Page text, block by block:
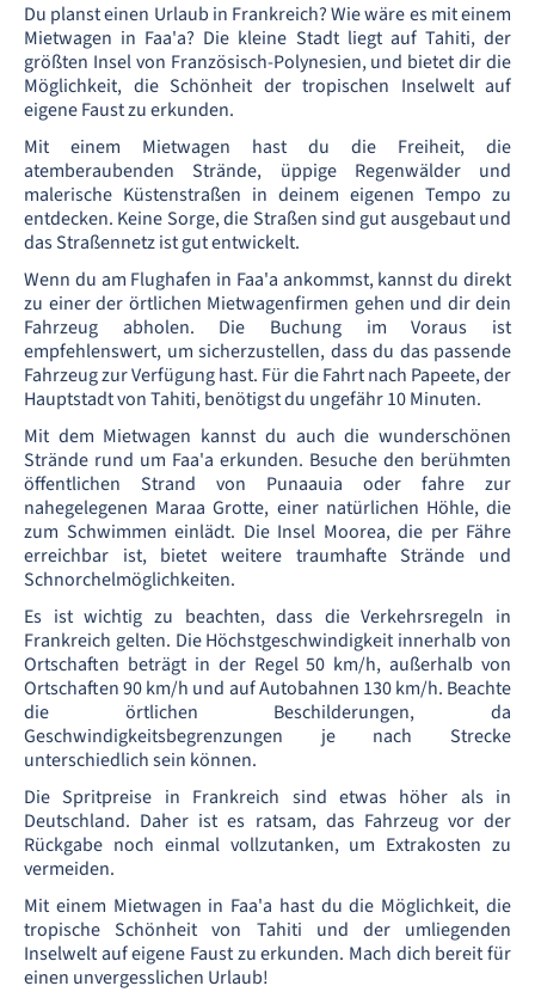
Du planst einen Urlaub in Frankreich? Wie wäre es mit einem
Mietwagen in Faa'a? Die kleine Stadt liegt auf Tahiti, der
größten Insel von Französisch-Polynesien, und bietet dir die
Möglichkeit, die Schönheit der tropischen Inselwelt auf
eigene Faust zu erkunden.
Mit einem Mietwagen hast du die Freiheit, die
atemberaubenden Strände, üppige Regenwälder und
malerische Küstenstraßen in deinem eigenen Tempo zu
entdecken. Keine Sorge, die Straßen sind gut ausgebaut und
das Straßennetz ist gut entwickelt.
Wenn du am Flughafen in Faa'a ankommst, kannst du direkt
zu einer der örtlichen Mietwagenfirmen gehen und dir dein
Fahrzeug abholen. Die Buchung im Voraus ist
empfehlenswert, um sicherzustellen, dass du das passende
Fahrzeug zur Verfügung hast. Für die Fahrt nach Papeete, der
Hauptstadt von Tahiti, benötigst du ungefähr 10 Minuten.
Mit dem Mietwagen kannst du auch die wunderschönen
Strände rund um Faa'a erkunden. Besuche den berühmten
öffentlichen Strand von Punaauia oder fahre zur
nahegelegenen Maraa Grotte, einer natürlichen Höhle, die
zum Schwimmen einlädt. Die Insel Moorea, die per Fähre
erreichbar ist, bietet weitere traumhafte Strände und
Schnorchelmöglichkeiten.
Es ist wichtig zu beachten, dass die Verkehrsregeln in
Frankreich gelten. Die Höchstgeschwindigkeit innerhalb von
Ortschaften beträgt in der Regel 50 km/h, außerhalb von
Ortschaften 90 km/h und auf Autobahnen 130 km/h. Beachte
die örtlichen Beschilderungen, da
Geschwindigkeitsbegrenzungen je nach Strecke
unterschiedlich sein können.
Die Spritpreise in Frankreich sind etwas höher als in
Deutschland. Daher ist es ratsam, das Fahrzeug vor der
Rückgabe noch einmal vollzutanken, um Extrakosten zu
vermeiden.
Mit einem Mietwagen in Faa'a hast du die Möglichkeit, die
tropische Schönheit von Tahiti und der umliegenden
Inselwelt auf eigene Faust zu erkunden. Mach dich bereit für
einen unvergesslichen Urlaub!